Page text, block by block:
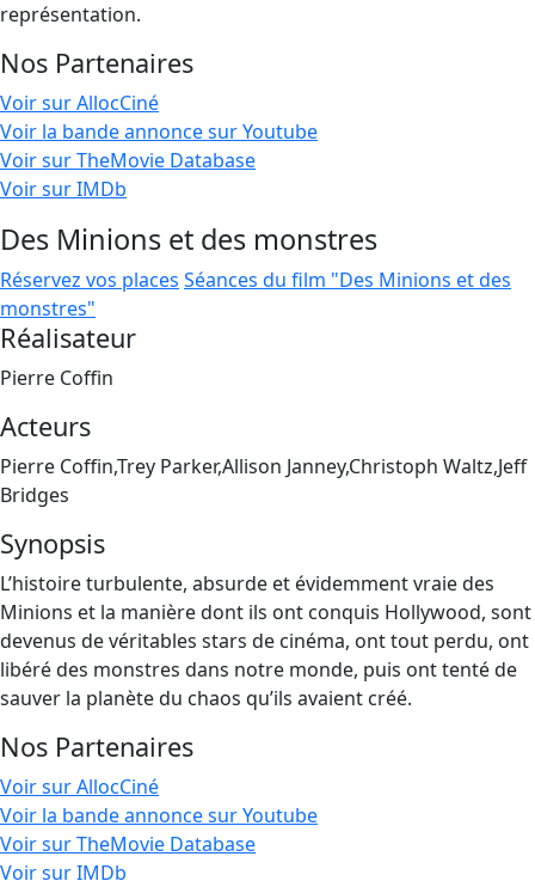
représentation.
Nos Partenaires
Voir sur AllocCiné
Voir la bande annonce sur Youtube
Voir sur TheMovie Database
Voir sur IMDb
Des Minions et des monstres
Réservez vos places Séances du film "Des Minions et des
monstres"
Réalisateur
Pierre Coffin
Acteurs
Pierre Coffin,Trey Parker,Allison Janney,Christoph Waltz,Jeff
Bridges
Synopsis
L’histoire turbulente, absurde et évidemment vraie des
Minions et la manière dont ils ont conquis Hollywood, sont
devenus de véritables stars de cinéma, ont tout perdu, ont
libéré des monstres dans notre monde, puis ont tenté de
sauver la planète du chaos qu’ils avaient créé.
Nos Partenaires
Voir sur AllocCiné
Voir la bande annonce sur Youtube
Voir sur TheMovie Database
Voir sur IMDb